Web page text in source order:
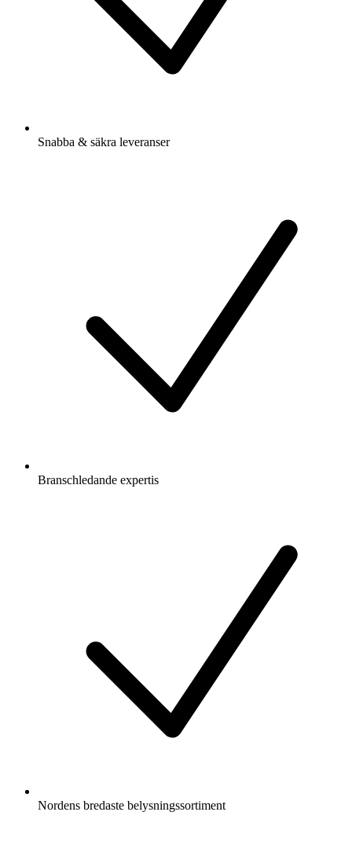
Snabba & säkra leveranser
Branschledande expertis
Nordens bredaste belysningssortiment